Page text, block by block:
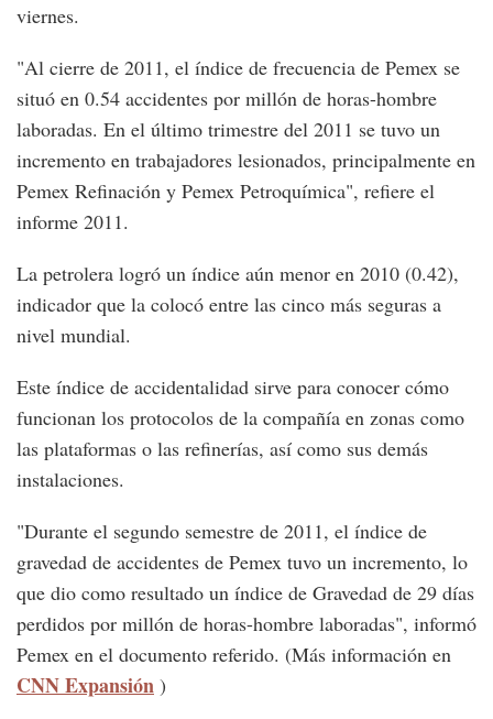
viernes.
"Al cierre de 2011, el índice de frecuencia de Pemex se
situó en 0.54 accidentes por millón de horas-hombre
laboradas. En el último trimestre del 2011 se tuvo un
incremento en trabajadores lesionados, principalmente en
Pemex Refinación y Pemex Petroquímica", refiere el
informe 2011.
La petrolera logró un índice aún menor en 2010 (0.42),
indicador que la colocó entre las cinco más seguras a
nivel mundial.
Este índice de accidentalidad sirve para conocer cómo
funcionan los protocolos de la compañía en zonas como
las plataformas o las refinerías, así como sus demás
instalaciones.
"Durante el segundo semestre de 2011, el índice de
gravedad de accidentes de Pemex tuvo un incremento, lo
que dio como resultado un índice de Gravedad de 29 días
perdidos por millón de horas-hombre laboradas", informó
Pemex en el documento referido. (Más información en
CNN Expansión )